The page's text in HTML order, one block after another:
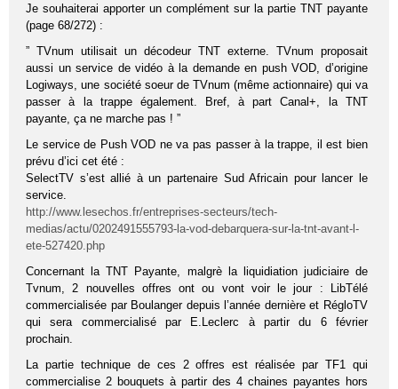
Je souhaiterai apporter un complément sur la partie TNT payante
(page 68/272) :
” TVnum utilisait un décodeur TNT externe. TVnum proposait
aussi un service de vidéo à la demande en push VOD, d’origine
Logiways, une société soeur de TVnum (même actionnaire) qui va
passer à la trappe également. Bref, à part Canal+, la TNT
payante, ça ne marche pas ! ”
Le service de Push VOD ne va pas passer à la trappe, il est bien
prévu d’ici cet été :
SelectTV s’est allié à un partenaire Sud Africain pour lancer le
service.
http://www.lesechos.fr/entreprises-secteurs/tech-
medias/actu/0202491555793-la-vod-debarquera-sur-la-tnt-avant-l-
ete-527420.php
Concernant la TNT Payante, malgrè la liquidiation judiciaire de
Tvnum, 2 nouvelles offres ont ou vont voir le jour : LibTélé
commercialisée par Boulanger depuis l’année dernière et RégloTV
qui sera commercialisé par E.Leclerc à partir du 6 février
prochain.
La partie technique de ces 2 offres est réalisée par TF1 qui
commercialise 2 bouquets à partir des 4 chaines payantes hors